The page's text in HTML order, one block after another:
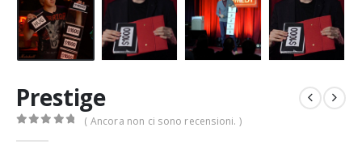
Prestige
( Ancora non ci sono recensioni. )